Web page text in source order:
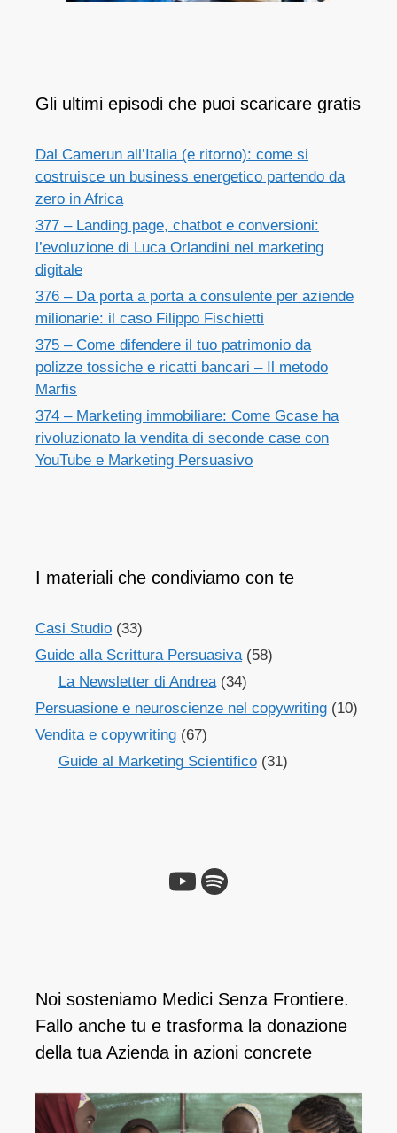
Gli ultimi episodi che puoi scaricare gratis
Dal Camerun all’Italia (e ritorno): come si
costruisce un business energetico partendo da
zero in Africa
377 – Landing page, chatbot e conversioni:
l’evoluzione di Luca Orlandini nel marketing
digitale
376 – Da porta a porta a consulente per aziende
milionarie: il caso Filippo Fischietti
375 – Come difendere il tuo patrimonio da
polizze tossiche e ricatti bancari – Il metodo
Marfis
374 – Marketing immobiliare: Come Gcase ha
rivoluzionato la vendita di seconde case con
YouTube e Marketing Persuasivo
I materiali che condiviamo con te
Casi Studio (33)
Guide alla Scrittura Persuasiva(58)
La Newsletter di Andrea(34)
Persuasione e neuroscienze nel copywriting (10)
Vendita e copywriting (67)
Guide al Marketing Scientifico(31)
Noi sosteniamo Medici Senza Frontiere.
Fallo anche tu e ​trasforma la donazione
della tua Azienda in azioni concrete